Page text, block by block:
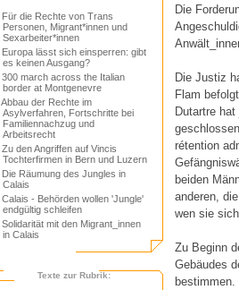
Für die Rechte von Trans
Personen, Migrant*innen und
Sexarbeiter*innen
Europa lässt sich einsperren: gibt
es keinen Ausgang?
300 march across the Italian
border at Montgenevre
Abbau der Rechte im
Asylverfahren, Fortschritte bei
Familiennachzug und
Arbeitsrecht
Zu den Angriffen auf Vincis
Tochterfirmen in Bern und Luzern
Die Räumung des Jungles in
Calais
Calais - Behörden wollen 'Jungle'
endgültig schleifen
Solidarität mit den Migrant_innen
in Calais
Texte zur Rubrik:
Die
Die Justiz
Flam
Dutartre
rétention
beiden
anderen,
wen sie
Zu Beginn
Gebäudes
bestimmen.